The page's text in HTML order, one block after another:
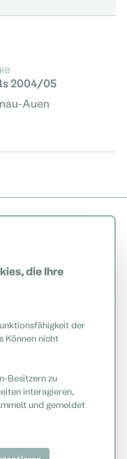
die Ihre
der
Können nicht
Besitzern zu
interagieren,
und gemeldet
2004/05
Auen